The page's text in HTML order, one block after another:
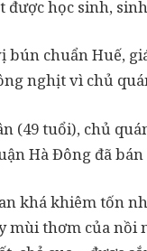
được học sinh,
bún chuẩn Huế,
nghịt vì chủ
(49 tuổi), chủ
Hà Đông đã bán
khá khiêm tốn
mùi thơm của